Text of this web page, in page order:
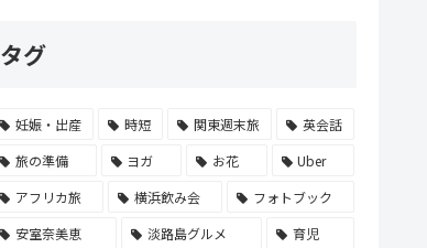
タグ
妊娠・出産 時短 関東週末旅
英会話
旅の準備
ヨガ お花
Uber
アフリカ旅
横浜飲み会
フォトブック
安室奈美恵
淡路島グルメ
育児